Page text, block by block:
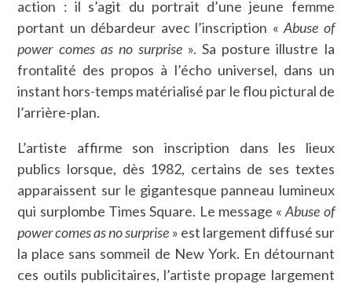
action : il s’agit du portrait d’une jeune femme
portant un débardeur avec l’inscription «Abuse of
power comes as no surprise». Sa posture illustre la
frontalité des propos à l’écho universel, dans un
instant hors-temps matérialisé par le flou pictural de
l’arrière-plan.
L’artiste affirme son inscription dans les lieux
publics lorsque, dès 1982, certains de ses textes
apparaissent sur le gigantesque panneau lumineux
qui surplombe Times Square. Le message «Abuse of
power comes as no surprise » est largement diffusé sur
la place sans sommeil de New York. En détournant
ces outils publicitaires, l’artiste propage largement